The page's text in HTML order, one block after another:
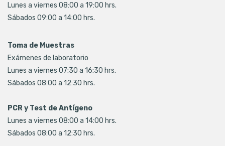
Lunes a viernes 08:00 a 19:00 hrs.
Sábados 09:00 a 14:00 hrs.
Toma de Muestras
Exámenes de laboratorio
Lunes a viernes 07:30 a 16:30 hrs.
Sábados 08:00 a 12:30 hrs.
PCR y Test de Antígeno
Lunes a viernes 08:00 a 14:00 hrs.
Sábados 08:00 a 12:30 hrs.